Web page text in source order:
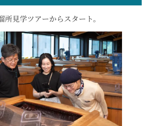
所見学ツアーからスタート。